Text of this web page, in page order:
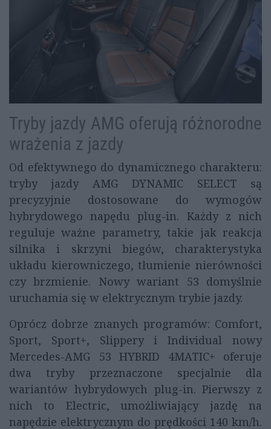
Tryby jazdy AMG oferują różnorodne
wrażenia z jazdy
Od efektywnego do dynamicznego charakteru:
tryby jazdy AMG DYNAMIC SELECT są
precyzyjnie dostosowane do wymogów
hybrydowego napędu plug-in. Każdy z nich
reguluje ważne parametry, takie jak reakcja
silnika i skrzyni biegów, charakterystyka
układu kierowniczego, tłumienie nierówności
czy brzmienie. Nowy wariant 53 domyślnie
uruchamia się w elektrycznym trybie jazdy.
Oprócz dobrze znanych programów: Comfort,
Sport, Sport+, Slippery i Individual nowy
Mercedes-AMG 53 HYBRID 4MATIC+ oferuje
dwa tryby przeznaczone specjalnie dla
wariantów hybrydowych plug-in. Pierwszy z
nich to Electric, umożliwiający jazdę na
napędzie elektrycznym do prędkości 140 km/h.